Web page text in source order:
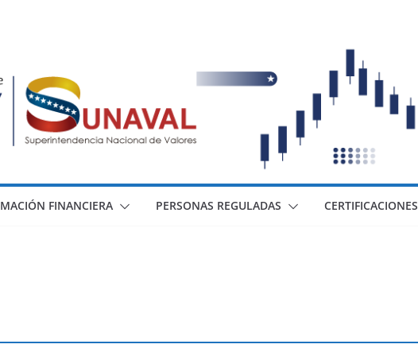
FINANCIERA PERSONAS REGULADAS CERTIFICACIONES